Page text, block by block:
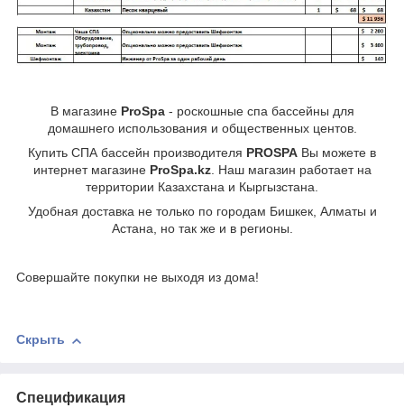
В магазине ProSpa - роскошные спа бассейны для
домашнего использования и общественных центов.
Купить СПА бассейн производителя PROSPA Вы можете в
интернет магазине ProSpa.kz. Наш магазин работает на
территории Казахстана и Кыргызстана.
Удобная доставка не только по городам Бишкек, Алматы и
Астана, но так же и в регионы.
Совершайте покупки не выходя из дома!
Скрыть
Спецификация